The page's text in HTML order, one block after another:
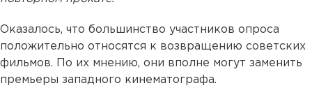
Оказалось, что большинство участников опроса
положительно относятся к возвращению советских
фильмов. По их мнению, они вполне могут заменить
премьеры западного кинематографа.